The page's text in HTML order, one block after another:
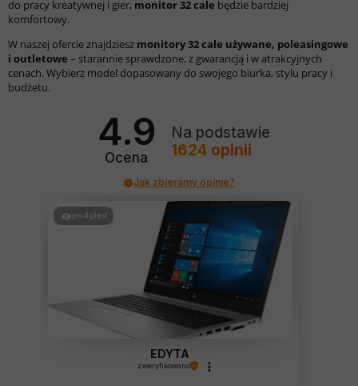
do pracy kreatywnej i gier, monitor 32 cale będzie bardziej
komfortowy.
W naszej ofercie znajdziesz monitory 32 cale używane, poleasingowe
i outletowe – starannie sprawdzone, z gwarancją i w atrakcyjnych
cenach. Wybierz model dopasowany do swojego biurka, stylu pracy i
budżetu.
4.9
Ocena
Na podstawie
1624opinii
Jak zbieramy opinie?
podgląd
EDYTA
zweryfikowano